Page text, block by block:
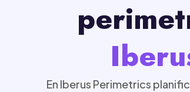
En Iberus Perimetrics